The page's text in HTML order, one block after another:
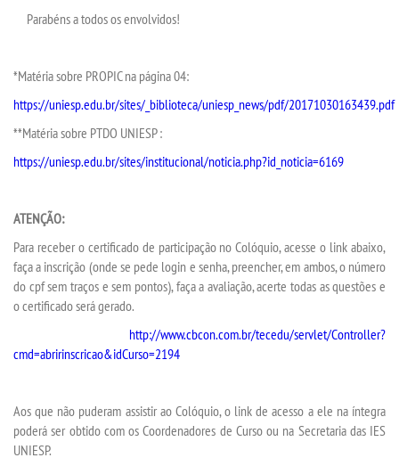
Parabéns a todos os envolvidos!
*Matéria sobre PROPIC na página 04:
https://uniesp.edu.br/sites/_biblioteca/uniesp_news/pdf/20171030163439.pdf
**Matéria sobre PTDO UNIESP :
https://uniesp.edu.br/sites/institucional/noticia.php?id_noticia=6169
ATENÇÃO:
Para receber o certificado de participação no Colóquio, acesse o link abaixo,
faça a inscrição (onde se pede login e senha, preencher, em ambos, o número
do cpf sem traços e sem pontos), faça a avaliação, acerte todas as questões e
o certificado será gerado.
http://www.cbcon.com.br/tecedu/servlet/Controller?
cmd=abririnscricao&idCurso=2194
Aos que não puderam assistir ao Colóquio, o link de acesso a ele na íntegra
poderá ser obtido com os Coordenadores de Curso ou na Secretaria das IES
UNIESP.